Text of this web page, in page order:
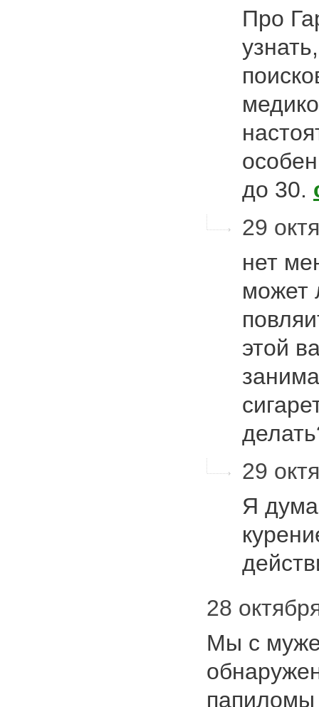
Про
до 30.
29
нет
может
этой
29
Я
28
Мы с